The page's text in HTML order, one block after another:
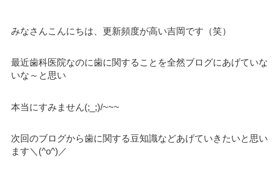
みなさんこんにちは、更新頻度が高い吉岡です（笑）
最近歯科医院なのに歯に関することを全然ブログにあげていな
いな～と思い
本当にすみません(;_;)/~~~
次回のブログから歯に関する豆知識などあげていきたいと思い
ます＼(^o^)／